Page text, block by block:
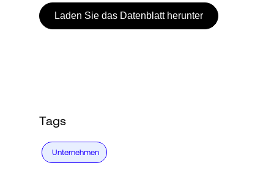
Laden Sie das Datenblatt herunter
Tags
Unternehmen